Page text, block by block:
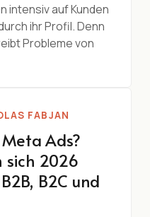
intensiv auf Kunden
ihr Profil. Denn
Probleme von
FABJAN
Ads?
sich 2026
B2C und